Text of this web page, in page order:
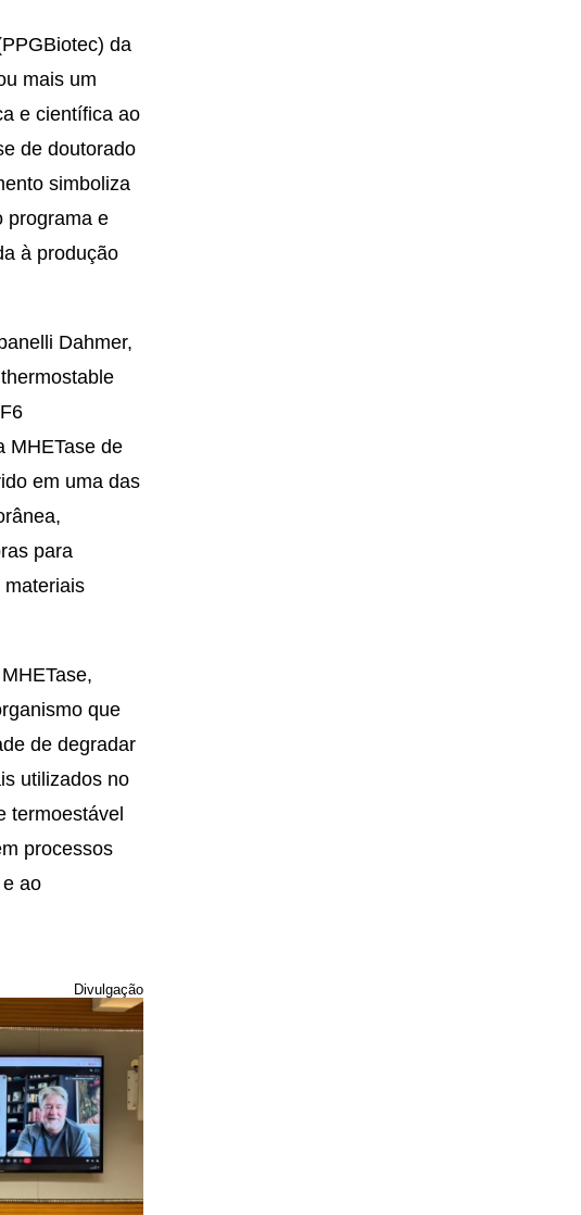
da
mais um
e científica ao
de doutorado
simboliza
programa e
à produção
Dahmer,
MHETase de
em uma das
para
materiais
que
de degradar
utilizados no
termoestável
processos
ao
Divulgação